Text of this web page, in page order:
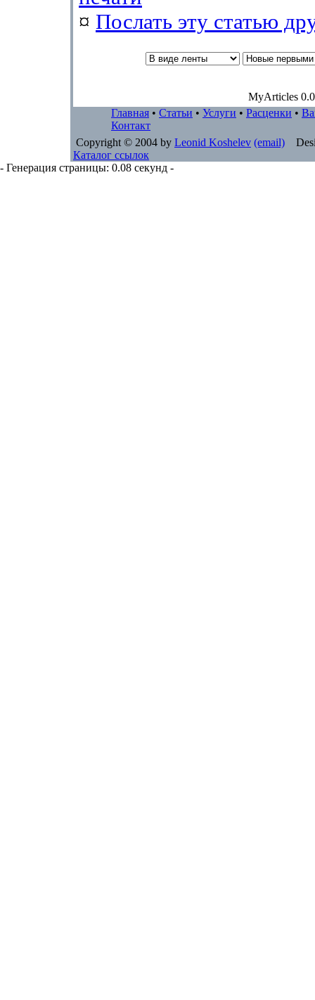
¤ Послать эту cтатью
MyArticles
Главная • Статьи • Услуги • Расценки •
Контакт
Copyright © 2004 by Leonid Koshelev (email)
Каталог ссылок
- Генерация страницы: 0.08 секунд -